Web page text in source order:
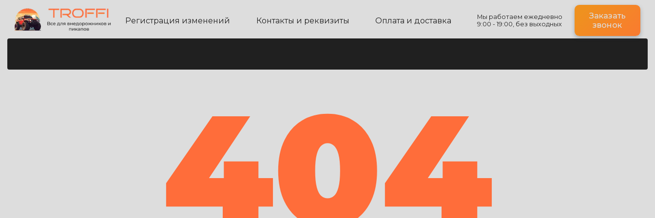
Регистрация изменений Контакты и реквизиты Оплата и доставка
Мы работаем ежедневно
9:00 - 19:00, без выходных
Заказать
звонок
404